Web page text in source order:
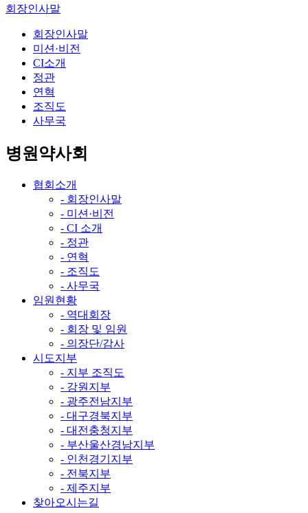
회장인사말
회장인사말
미션·비전
CI소개
정관
연혁
조직도
사무국
병원약사회
협회소개
- 회장인사말
- 미션·비전
- CI 소개
- 정관
- 연혁
- 조직도
- 사무국
임원현황
- 역대회장
- 회장 및 임원
- 의장단/감사
시도지부
- 지부 조직도
- 강원지부
- 광주전남지부
- 대구경북지부
- 대전충청지부
- 부산울산경남지부
- 인천경기지부
- 전북지부
- 제주지부
찾아오시는길